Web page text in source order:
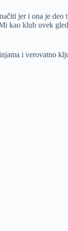
jer i ona je deo
klub uvek
i verovatno